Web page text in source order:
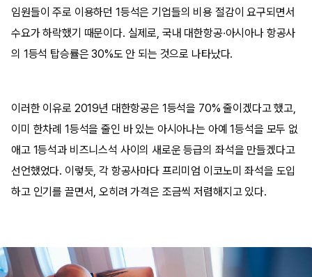
임원들이 주로 이용하던 1등석은 기업들의 비용 절감이 요구되면서
수요가 하락했기 때문이다. 실제로, 국내 대한항공·아시아나 항공사
의 1등석 탑승률은 30%도 안 되는 것으로 나타났다.
이러한 이유로 2019년 대한항공은 1등석을 70% 줄이겠다고 했고,
이미 한차례 1등석을 줄인 바 있는 아시아나는 아예 1등석을 모두 없
애고 1등석과 비즈니스석 사이의 새로운 등급의 좌석을 만들겠다고
선언했었다. 이렇듯, 각 항공사마다 프리미엄 이코노미 좌석을 도입
하고 인기를 끌면서, 오히려 가격은 조금씩 저렴해지고 있다.